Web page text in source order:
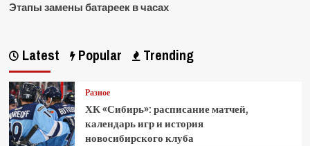
Этапы замены батареек в часах
Latest Popular Trending
Разное
ХК «Сибирь»: расписание матчей,
календарь игр и история
новосибирского клуба